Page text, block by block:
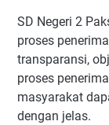
SD Negeri 2
proses
transparansi,
proses
masyarakat
dengan jelas.